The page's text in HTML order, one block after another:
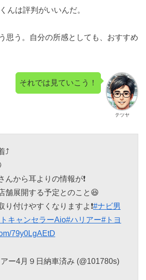
んは評判がいいんだ。
思う。自分の所感としても、おすすめ
テツヤ
それでは見ていこう！
⤴️
んから耳よりの情報が❗️
舗展開する予定とのこと😆
り付けやすくなりますよ❗️#ナビ男
キャンセラーAio#ハリアー#トヨ
79y0LgAEtD
ー4月９日納車済み (@101780s)